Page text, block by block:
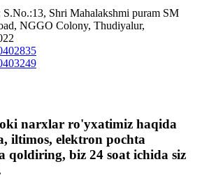
Shri Mahalakshmi puram SM
NGGO Colony, Thudiyalur,
narxlar ro'yxatimiz haqida
iltimos, elektron pochta
qoldiring, biz 24 soat ichida siz